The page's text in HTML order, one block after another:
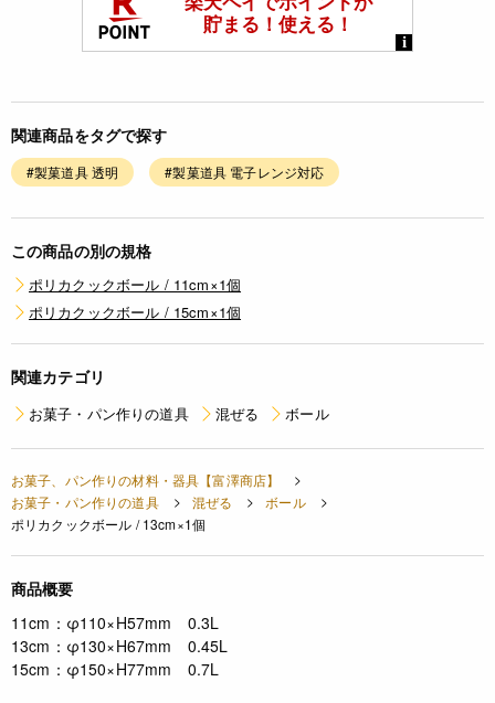
関連商品をタグで探す
#製菓道具 透明 #製菓道具 電子レンジ対応
この商品の別の規格
ポリカクックボール / 11cm×1個
ポリカクックボール / 15cm×1個
関連カテゴリ
お菓子・パン作りの道具 混ぜる ボール
お菓子、パン作りの材料・器具【富澤商店】
お菓子・パン作りの道具
混ぜる
ボール
ポリカクックボール / 13cm×1個
商品概要
11cm：φ110×H57mm 0.3L
13cm：φ130×H67mm 0.45L
15cm：φ150×H77mm 0.7L